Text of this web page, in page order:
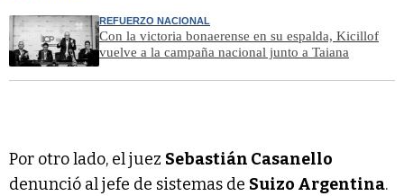
REFUERZO NACIONAL
Con la victoria bonaerense en su espalda, Kicillof
vuelve a la campaña nacional junto a Taiana
Por otro lado, el juez Sebastián Casanello
denunció al jefe de sistemas de Suizo Argentina.